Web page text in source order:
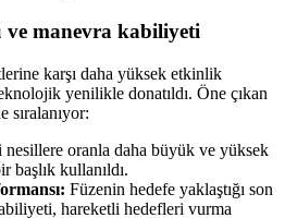
ve manevra kabiliyeti
karşı daha yüksek etkinlik
yenilikle donatıldı. Öne çıkan
sıralanıyor:
nesillere oranla daha büyük ve yüksek
başlık kullanıldı.
Füzenin hedefe yaklaştığı son
hareketli hedefleri vurma